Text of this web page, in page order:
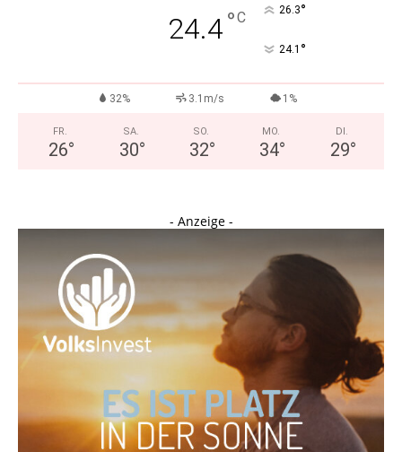
24.4°C 26.3°
24.1 °
32% 3.1m/s 1%
FR.
26°
SA.
30°
SO.
32°
MO.
34°
DI.
29°
- Anzeige -